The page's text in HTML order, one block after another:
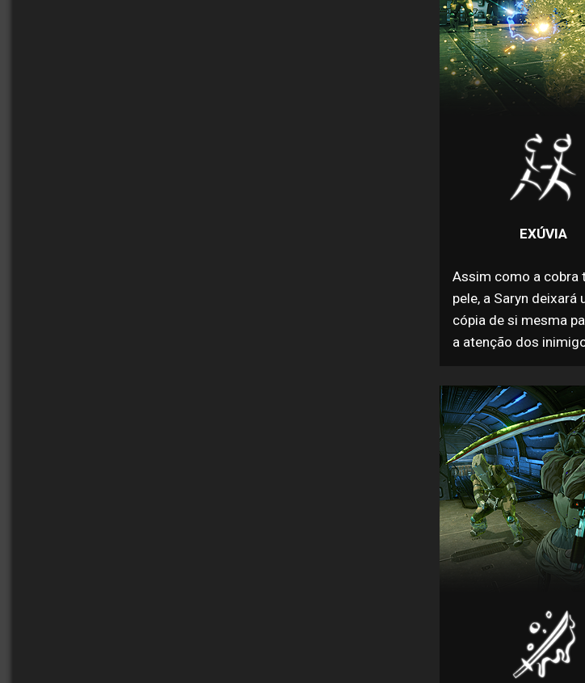
EXÚVIA
Assim como a cobra
pele, a Saryn deixará
cópia de si mesma
a atenção dos